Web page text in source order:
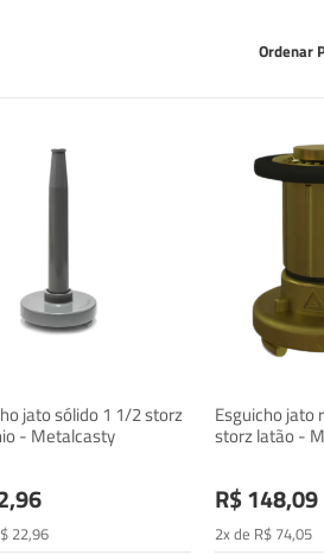
Ordenar
jato sólido 1 1/2 storz
- Metalcasty
22,96
Esguicho jato
storz latão -
R$ 148,09
2x de R$ 74,05